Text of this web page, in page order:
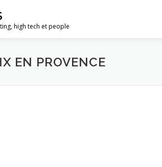
high tech et people
EN PROVENCE